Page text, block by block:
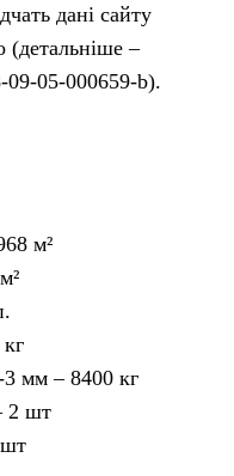
дані сайту
(детальніше –
05-000659-b).
м²
3 мм – 8400 кг
2 шт
шт